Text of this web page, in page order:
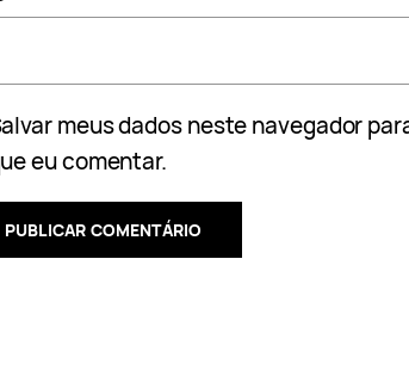
meus dados neste navegador
eu comentar.